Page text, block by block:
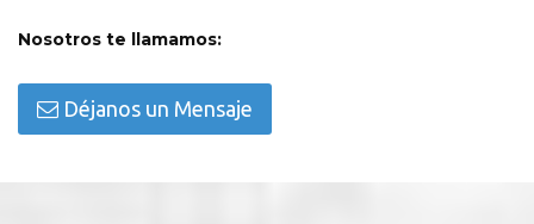
Nosotros te llamamos:
Déjanos un Mensaje